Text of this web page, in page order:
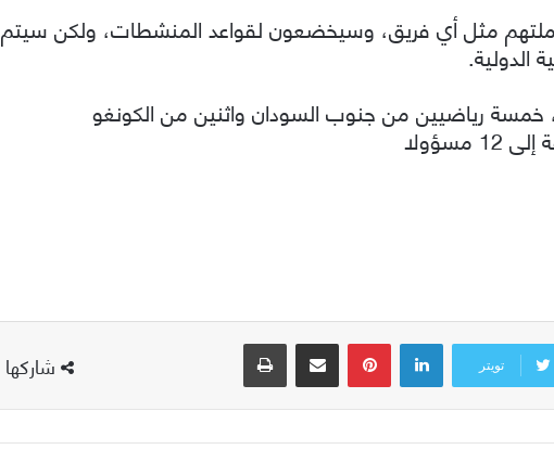
مثل أي فريق، وسيخضعون لقواعد المنشطات، ولكن سيتم
الدولية.
خمسة رياضيين من جنوب السودان واثنين من الكونغو
شاركها تويتر
لينكدإن بينتيريست مشاركة عبر البريد طباعة